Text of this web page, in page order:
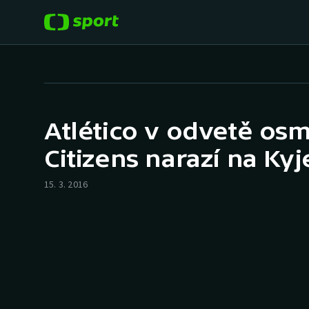
Hokej
Tenis
Baseball a softbal
Basketbal
Atlético v odvetě
Citizens narazí na
15. 3. 2016